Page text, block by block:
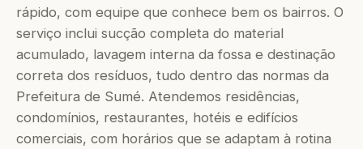
rápido, com equipe que conhece bem os bairros. O
serviço inclui sucção completa do material
acumulado, lavagem interna da fossa e destinação
correta dos resíduos, tudo dentro das normas da
Prefeitura de Sumé. Atendemos residências,
condomínios, restaurantes, hotéis e edifícios
comerciais, com horários que se adaptam à rotina